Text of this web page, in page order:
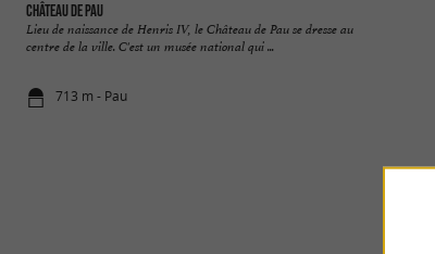
Château de Pau
Lieu de naissance de Henris IV, le Château de Pau se dresse au
centre de la ville. C'est un musée national qui ...
713 m - Pau